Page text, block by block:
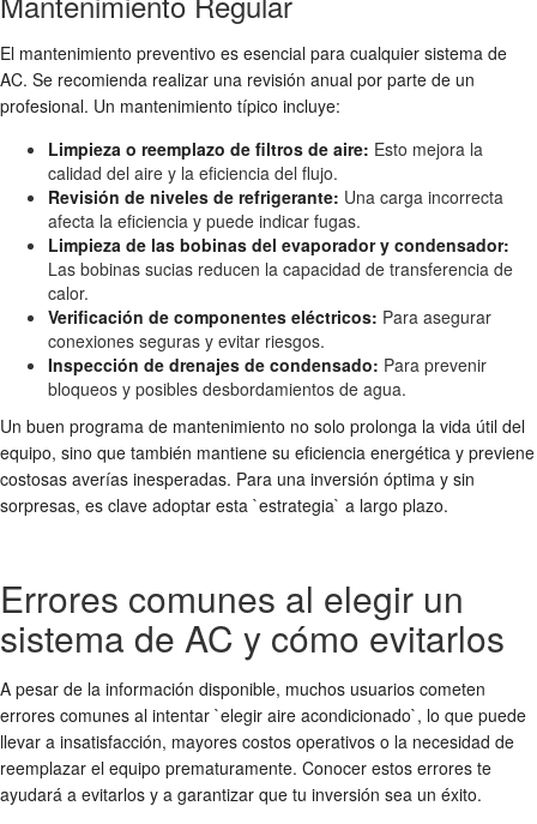
El mantenimiento preventivo es esencial para cualquier sistema de
AC. Se recomienda realizar una revisión anual por parte de un
profesional. Un mantenimiento típico incluye:
Limpieza o reemplazo de filtros de aire: Esto mejora la
calidad del aire y la eficiencia del flujo.
Revisión de niveles de refrigerante: Una carga incorrecta
afecta la eficiencia y puede indicar fugas.
Limpieza de las bobinas del evaporador y condensador:
Las bobinas sucias reducen la capacidad de transferencia de
calor.
Verificación de componentes eléctricos: Para asegurar
conexiones seguras y evitar riesgos.
Inspección de drenajes de condensado: Para prevenir
bloqueos y posibles desbordamientos de agua.
Un buen programa de mantenimiento no solo prolonga la vida útil del
equipo, sino que también mantiene su eficiencia energética y previene
costosas averías inesperadas. Para una inversión óptima y sin
sorpresas, es clave adoptar esta `estrategia` a largo plazo.
Errores comunes al elegir un
sistema de AC y cómo evitarlos
A pesar de la información disponible, muchos usuarios cometen
errores comunes al intentar `elegir aire acondicionado`, lo que puede
llevar a insatisfacción, mayores costos operativos o la necesidad de
reemplazar el equipo prematuramente. Conocer estos errores te
ayudará a evitarlos y a garantizar que tu inversión sea un éxito.